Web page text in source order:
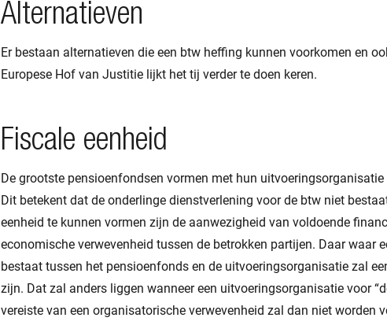
Alternatieven
Er bestaan alternatieven die een btw heffing kunnen voorkomen en
Europese Hof van Justitie lijkt het tij verder te doen keren.
Fiscale eenheid
De grootste pensioenfondsen vormen met hun
Dit betekent dat de onderlinge dienstverlening voor de btw niet
eenheid te kunnen vormen zijn de aanwezigheid van voldoende
economische verwevenheid tussen de betrokken partijen. Daar waar
bestaat tussen het pensioenfonds en de uitvoeringsorganisatie zal
zijn. Dat zal anders liggen wanneer een uitvoeringsorganisatie voor
vereiste van een organisatorische verwevenheid zal dan niet worden